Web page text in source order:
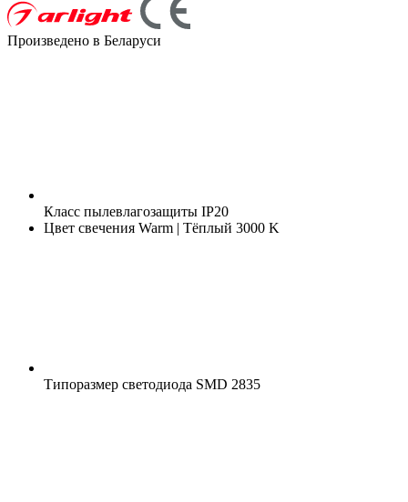
Произведено в Беларуси
Класс пылевлагозащиты IP20
Цвет свечения Warm | Тёплый 3000 K
Типоразмер светодиода SMD 2835